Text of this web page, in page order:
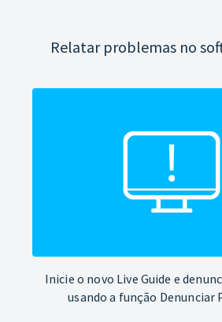
Relatar problemas no
Inicie o novo Live Guide e
usando a função Denunciar